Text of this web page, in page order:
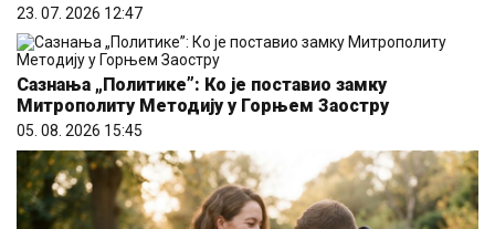
23. 07. 2026 12:47
Сазнања „Политике”: Ко је поставио замку
Митрополиту Методију у Горњем Заостру
05. 08. 2026 15:45